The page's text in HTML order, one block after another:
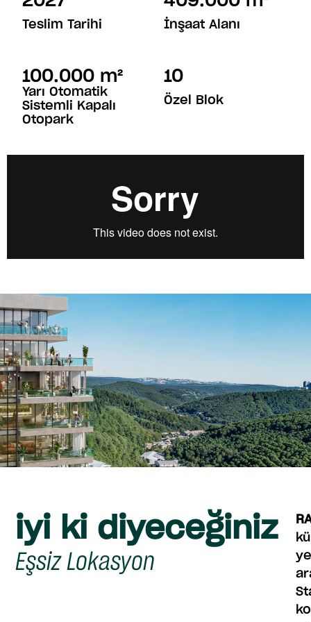
Teslim Tarihi İnşaat Alanı
Yarı Otomatik
Sistemli Kapalı
Otopark
100.000 m²
Özel Blok
10
iyi ki diyeceğiniz
Eşsiz Lokasyon